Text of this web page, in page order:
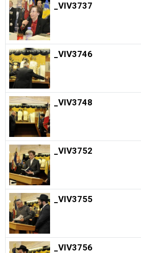
_VIV3737
_VIV3746
_VIV3748
_VIV3752
_VIV3755
_VIV3756